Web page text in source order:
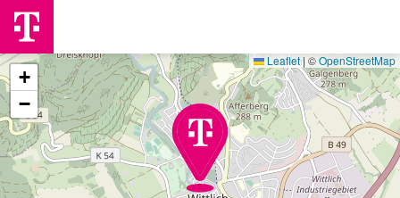
+
−
Leaflet|©OpenStreetMap